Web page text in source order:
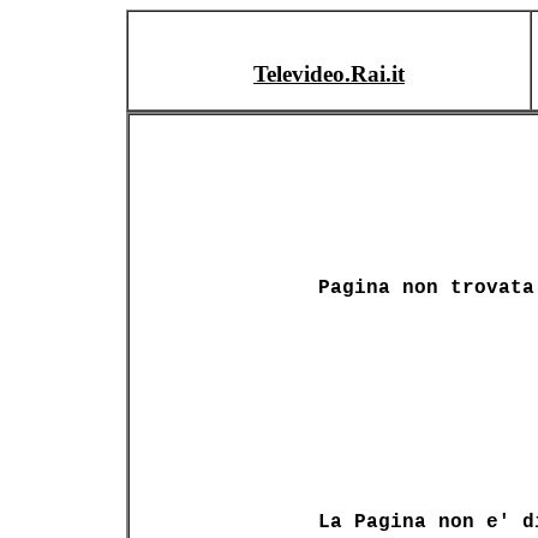
Televideo.Rai.it
Pagina non trovata
La Pagina non e'